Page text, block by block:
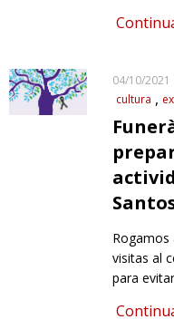
04/10/2021
cultura
Rogamos
visitas al
para